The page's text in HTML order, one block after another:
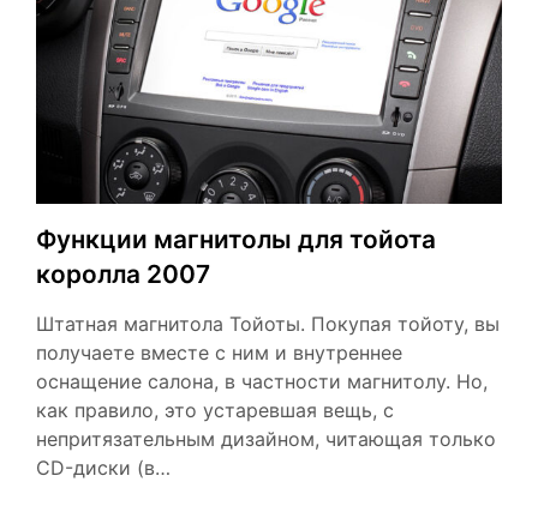
Функции магнитолы для тойота
королла 2007
Штатная магнитола Тойоты. Покупая тойоту, вы
получаете вместе с ним и внутреннее
оснащение салона, в частности магнитолу. Но,
как правило, это устаревшая вещь, с
непритязательным дизайном, читающая только
CD-диски (в…